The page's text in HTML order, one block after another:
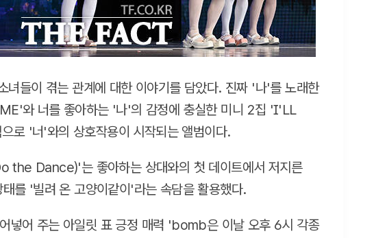
들이 겪는 관계에 대한 이야기를 담았다. 진짜 '나'를 노래한
와 너를 좋아하는 '나'의 감정에 충실한 미니 2집 'I'LL
로 '너'와의 상호작용이 시작되는 앨범이다.
the Dance)'는 좋아하는 상대와의 첫 데이트에서 저지른
를 '빌려 온 고양이같이'라는 속담을 활용했다.
넣어 주는 아일릿 표 긍정 매력 'bomb은 이날 오후 6시 각종